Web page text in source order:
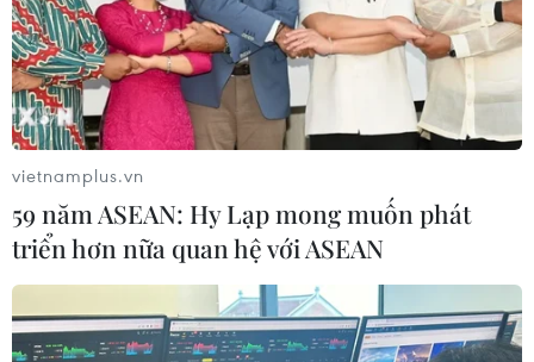
tiếp tục ‘cưỡi hổ’ thăng hoa?
02/02/2022 04:12
Nhiều đánh giá khả quan về sự phục hồi kinh tế trong
nước đã được đưa ra, theo đó kỳ vọng của giới đầu tư
năm con Hổ sẽ mạnh mẽ hơn.
vietnamplus.vn
59 năm ASEAN: Hy Lạp mong muốn phát
triển hơn nữa quan hệ với ASEAN